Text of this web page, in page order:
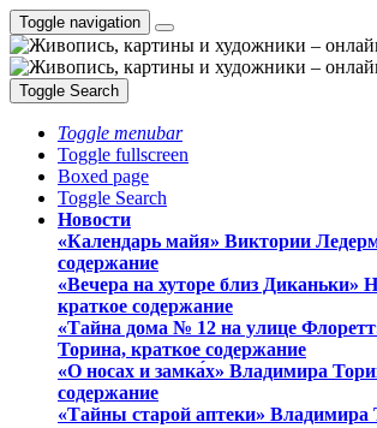
Toggle navigation
Toggle Search
Toggle menubar
Toggle fullscreen
Boxed page
Toggle Search
Новости
«Календарь майя» Виктории
содержание
«Вечера на хуторе близ Диканьки»
краткое содержание
«Тайна дома № 12 на улице
Торина, краткое содержание
«О носах и замка́х» Владимира
содержание
«Тайны старой аптеки» Владимира